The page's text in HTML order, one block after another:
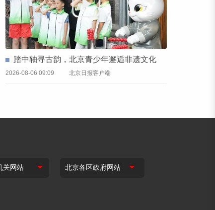
踏中轴寻古韵，北京青少年邂逅非遗文化
2026-08-06 09:09 北京日报客户端